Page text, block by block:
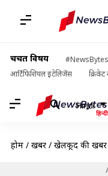
चर्चित विषय
आर्टिफिशियल इंटेलिजेंस
क्रिकेट
Hindi
होम / खबरें / खेलकूद की खबरें